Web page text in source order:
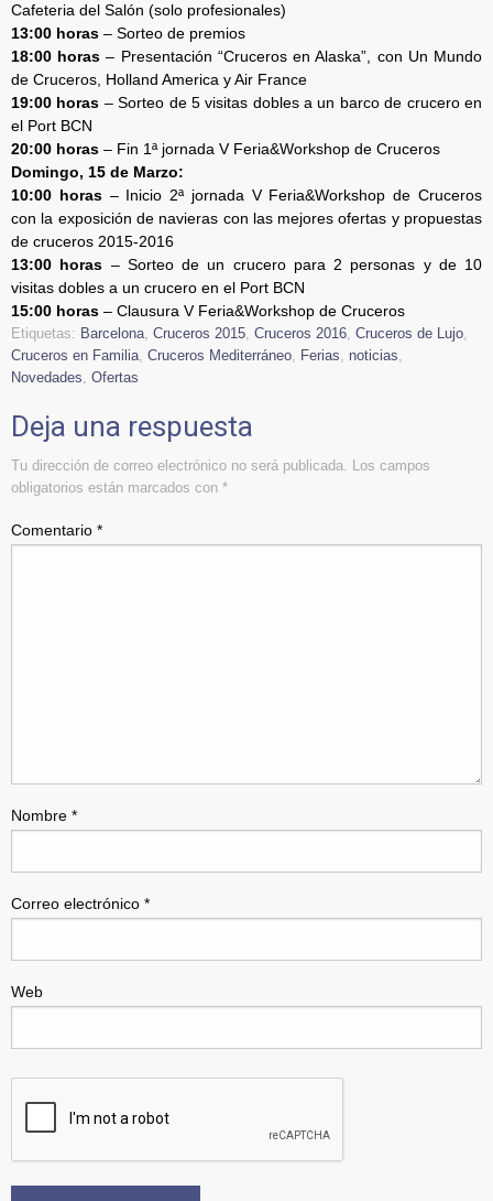
Cafeteria del Salón (solo profesionales)
13:00 horas – Sorteo de premios
18:00 horas – Presentación “Cruceros en Alaska”, con Un Mundo
de Cruceros, Holland America y Air France
19:00 horas – Sorteo de 5 visitas dobles a un barco de crucero en
el Port BCN
20:00 horas – Fin 1ª jornada V Feria&Workshop de Cruceros
Domingo, 15 de Marzo:
10:00 horas– Inicio 2ª jornada V Feria&Workshop de Cruceros
con la exposición de navieras con las mejores ofertas y propuestas
de cruceros 2015-2016
13:00 horas – Sorteo de un crucero para 2 personas y de 10
visitas dobles a un crucero en el Port BCN
15:00 horas – Clausura V Feria&Workshop de Cruceros
Etiquetas: Barcelona, Cruceros 2015, Cruceros 2016, Cruceros de Lujo,
Cruceros en Familia, Cruceros Mediterráneo, Ferias, noticias,
Novedades, Ofertas
Deja una respuesta
Tu dirección de correo electrónico no será publicada. Los campos
obligatorios están marcados con *
Comentario *
Nombre *
Correo electrónico *
Web